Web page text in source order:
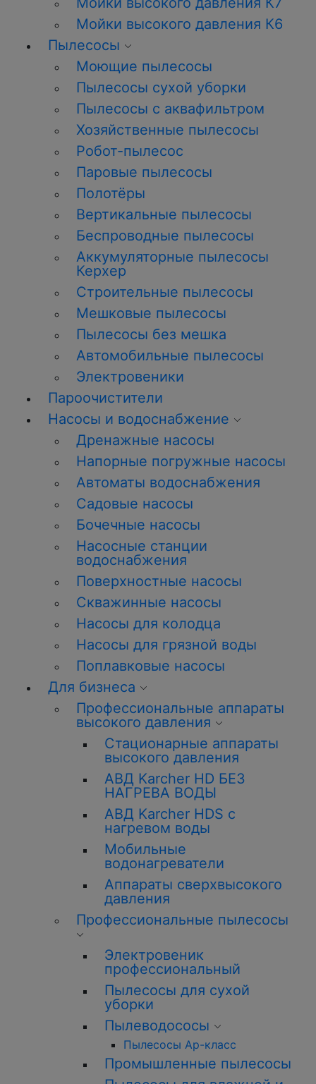
Мойки высокого давления К6
Пылесосы
Моющие пылесосы
Пылесосы сухой уборки
Пылесосы с аквафильтром
Хозяйственные пылесосы
Робот-пылесос
Паровые пылесосы
Полотёры
Вертикальные пылесосы
Беспроводные пылесосы
Аккумуляторные пылесосы
Керхер
Строительные пылесосы
Мешковые пылесосы
Пылесосы без мешка
Автомобильные пылесосы
Электровеники
Пароочистители
Насосы и водоснабжение
Дренажные насосы
Напорные погружные насосы
Автоматы водоснабжения
Садовые насосы
Бочечные насосы
Насосные станции
водоснабжения
Поверхностные насосы
Скважинные насосы
Насосы для колодца
Насосы для грязной воды
Поплавковые насосы
Для бизнеса
Профессиональные аппараты
высокого давления
Стационарные аппараты
высокого давления
АВД Karcher HD БЕЗ
НАГРЕВА ВОДЫ
АВД Karcher HDS с
нагревом воды
Мобильные
водонагреватели
Аппараты сверхвысокого
давления
Профессиональные пылесосы
Электровеник
профессиональный
Пылесосы для сухой
уборки
Пылеводососы
Пылесосы Ар-класс
Промышленные пылесосы